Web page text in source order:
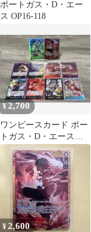
ポートガス・D・エー
ス OP16-118
¥2,700
ワンピースカード ポー
トガス・D・エース
SEC Mr.3 SR 他まとめ
売り
¥2,600